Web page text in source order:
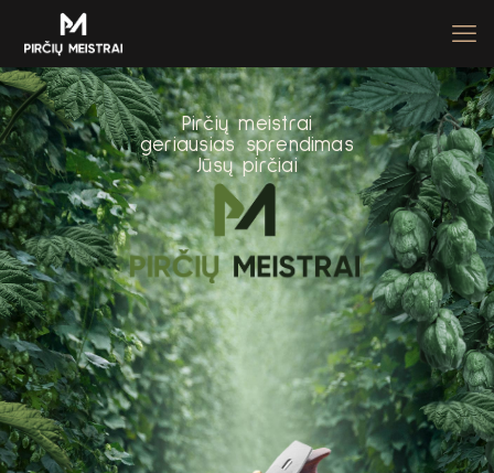
Pirčių meistrai
geriausias sprendimas
Jūsų pirčiai